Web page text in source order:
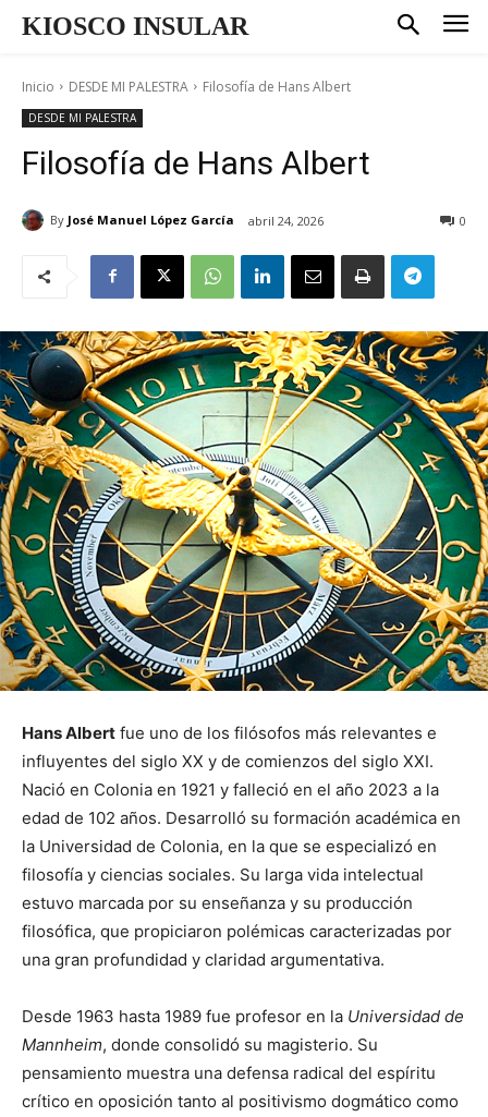
KIOSCO INSULAR
Inicio DESDE MI PALESTRA Filosofía de Hans Albert
DESDE MI PALESTRA
Filosofía de Hans Albert
By José Manuel López García abril 24, 2026 0
Hans Albert fue uno de los filósofos más relevantes e
influyentes del siglo XX y de comienzos del siglo XXI.
Nació en Colonia en 1921 y falleció en el año 2023 a la
edad de 102 años. Desarrolló su formación académica en
la Universidad de Colonia, en la que se especializó en
filosofía y ciencias sociales. Su larga vida intelectual
estuvo marcada por su enseñanza y su producción
filosófica, que propiciaron polémicas caracterizadas por
una gran profundidad y claridad argumentativa.
Desde 1963 hasta 1989 fue profesor en la Universidad de
Mannheim, donde consolidó su magisterio. Su
pensamiento muestra una defensa radical del espíritu
crítico en oposición tanto al positivismo dogmático como